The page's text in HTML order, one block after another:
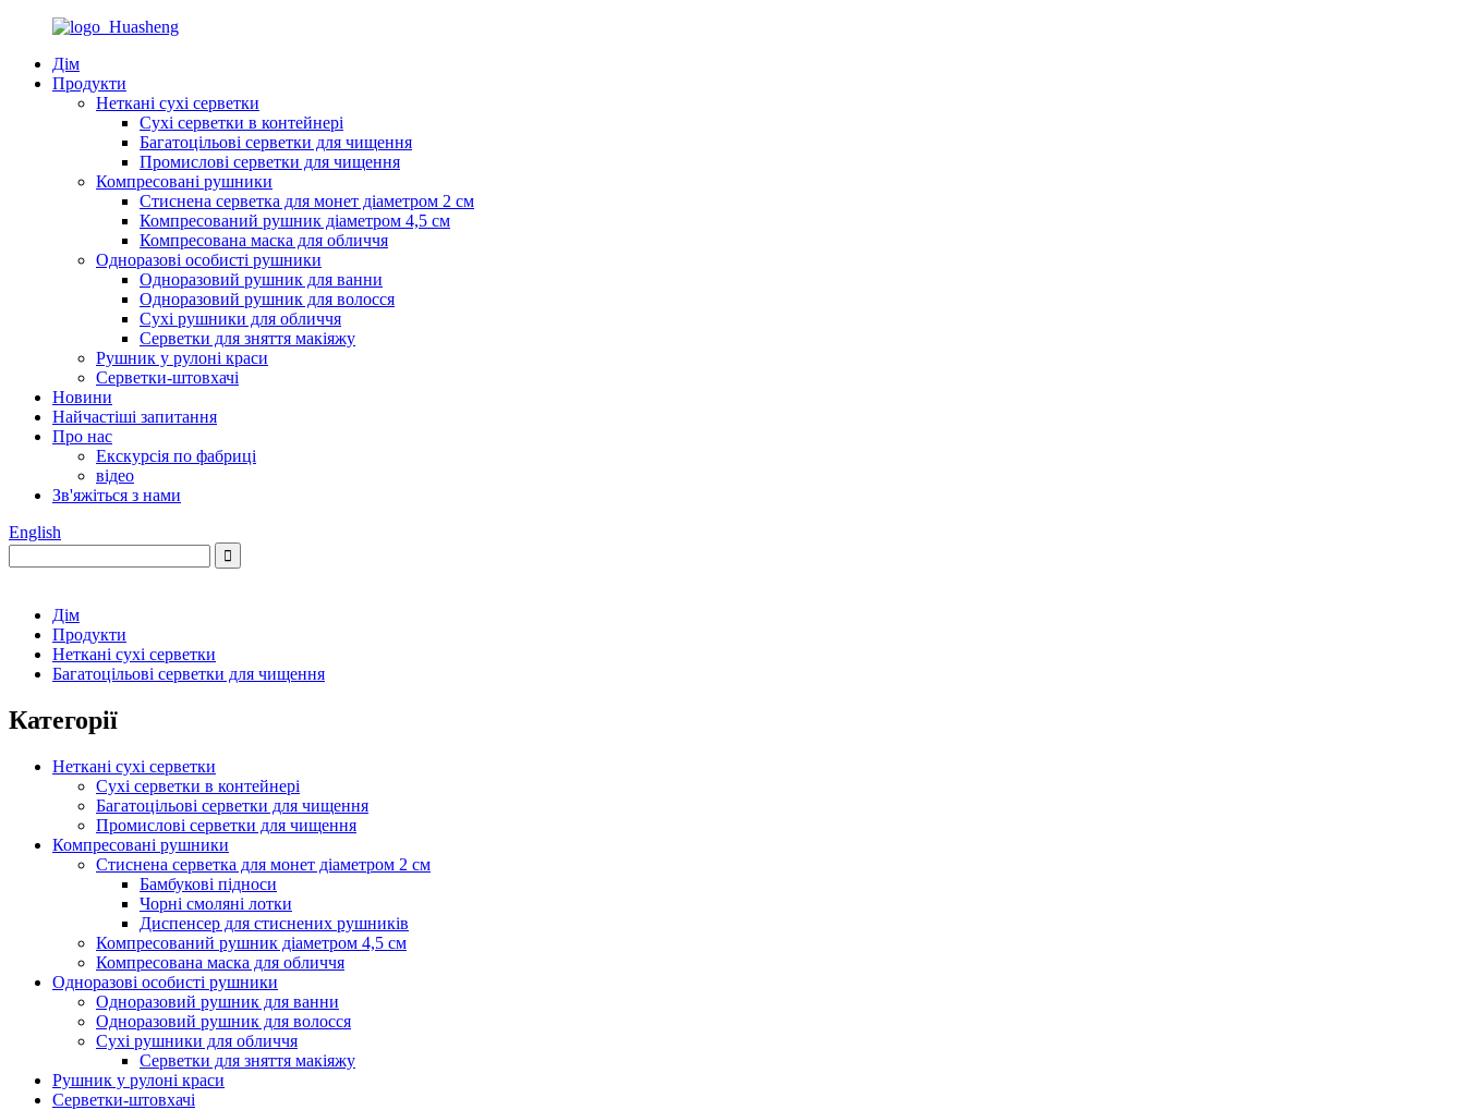
Дім
Продукти
Неткані сухі серветки
Сухі серветки в контейнері
Багатоцільові серветки для чищення
Промислові серветки для чищення
Компресовані рушники
Стиснена серветка для монет діаметром 2 см
Компресований рушник діаметром 4,5 см
Компресована маска для обличчя
Одноразові особисті рушники
Одноразовий рушник для ванни
Одноразовий рушник для волосся
Сухі рушники для обличчя
Серветки для зняття макіяжу
Рушник у рулоні краси
Серветки-штовхачі
Новини
Найчастіші запитання
Про нас
Екскурсія по фабриці
відео
Зв'яжіться з нами
English
Дім
Продукти
Неткані сухі серветки
Багатоцільові серветки для чищення
Категорії
Неткані сухі серветки
Сухі серветки в контейнері
Багатоцільові серветки для чищення
Промислові серветки для чищення
Компресовані рушники
Стиснена серветка для монет діаметром 2 см
Бамбукові підноси
Чорні смоляні лотки
Диспенсер для стиснених рушників
Компресований рушник діаметром 4,5 см
Компресована маска для обличчя
Одноразові особисті рушники
Одноразовий рушник для ванни
Одноразовий рушник для волосся
Сухі рушники для обличчя
Серветки для зняття макіяжу
Рушник у рулоні краси
Серветки-штовхачі